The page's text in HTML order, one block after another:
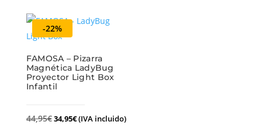
-22%
FAMOSA – Pizarra
Magnética LadyBug
Proyector Light Box
Infantil
44,95€34,95€(IVA incluido)